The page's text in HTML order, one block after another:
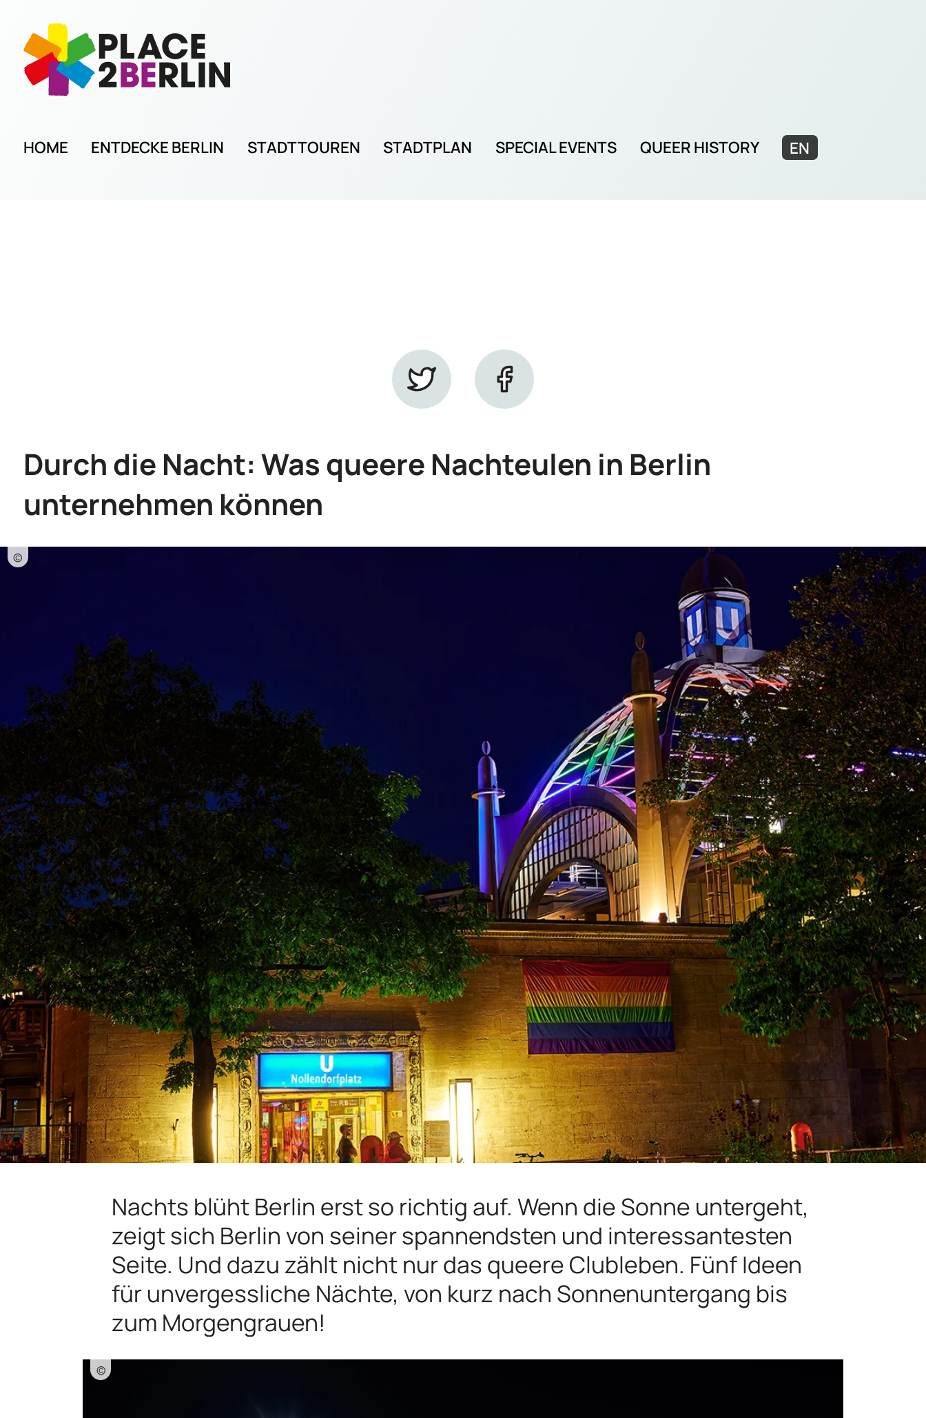
HOME ENTDECKE BERLIN STADTTOUREN STADTPLAN SPECIAL EVENTS QUEER HISTORY EN
Durch die Nacht: Was queere Nachteulen in Berlin
unternehmen können
©
Nachts blüht Berlin erst so richtig auf. Wenn die Sonne untergeht,
zeigt sich Berlin von seiner spannendsten und interessantesten
Seite. Und dazu zählt nicht nur das queere Clubleben. Fünf Ideen
für unvergessliche Nächte, von kurz nach Sonnenuntergang bis
zum Morgengrauen!
©